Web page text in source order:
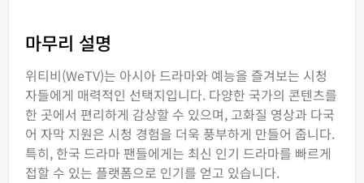
마무리 설명
위티비(WeTV)는 아시아 드라마와 예능을 즐겨보는 시청
자들에게 매력적인 선택지입니다. 다양한 국가의 콘텐츠를
한 곳에서 편리하게 감상할 수 있으며, 고화질 영상과 다국
어 자막 지원은 시청 경험을 더욱 풍부하게 만들어 줍니다.
특히, 한국 드라마 팬들에게는 최신 인기 드라마를 빠르게
접할 수 있는 플랫폼으로 인기를 얻고 있습니다.